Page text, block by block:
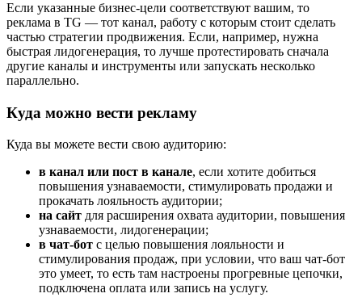
Если указанные бизнес-цели соответствуют вашим, то
реклама в TG — тот канал, работу с которым стоит сделать
частью стратегии продвижения. Если, например, нужна
быстрая лидогенерация, то лучше протестировать сначала
другие каналы и инструменты или запускать несколько
параллельно.
Куда можно вести рекламу
Куда вы можете вести свою аудиторию:
в канал или пост в канале, если хотите добиться
повышения узнаваемости, стимулировать продажи и
прокачать лояльность аудитории;
на сайт для расширения охвата аудитории, повышения
узнаваемости, лидогенерации;
в чат-бот с целью повышения лояльности и
стимулирования продаж, при условии, что ваш чат-бот
это умеет, то есть там настроены прогревные цепочки,
подключена оплата или запись на услугу.